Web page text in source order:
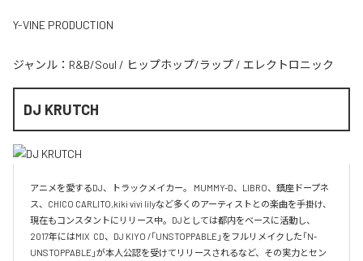
Y-VINE PRODUCTION
ジャンル： R&B/Soul / ヒップホップ/ラップ / エレクトロニック
DJ KRUTCH
アニメを愛するDJ、トラックメイカー。 MUMMY-D、LIBRO、鎮座ドープネ
ス、CHICO CARLITO,kiki vivi lilyなど多くのアーティストとの楽曲を手掛け、
現在もコンスタントにリリース中。DJとしては都内をベースに活動し、
2017年にはMIX  CD、DJ KIYO /「UNSTOPPABLE」をフルリメイクした「N-
UNSTOPPABLE」が本人公認を受けてリリースされるなど、その実力とセン